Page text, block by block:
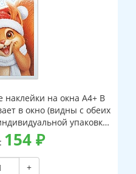
на окна А4+ В
в окно (видны с обеих
упаковке,
клапаном)
154₽
+